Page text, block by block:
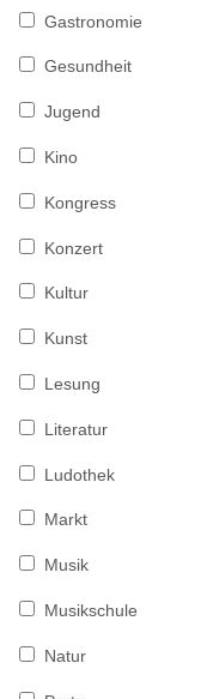
Gastronomie
Gesundheit
Jugend
Kino
Kongress
Konzert
Kultur
Kunst
Lesung
Literatur
Ludothek
Markt
Musik
Musikschule
Natur